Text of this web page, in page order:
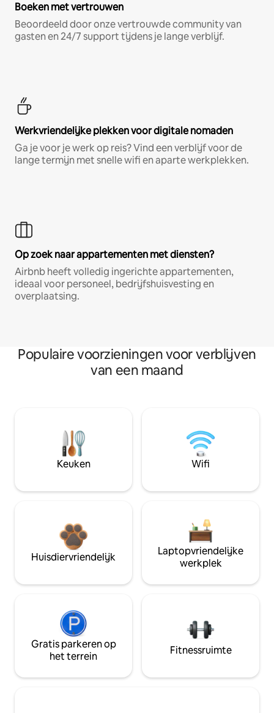
Boeken met vertrouwen
Beoordeeld door onze vertrouwde community van
gasten en 24/7 support tijdens je lange verblijf.
Werkvriendelijke plekken voor digitale nomaden
Ga je voor je werk op reis? Vind een verblijf voor de
lange termijn met snelle wifi en aparte werkplekken.
Op zoek naar appartementen met diensten?
Airbnb heeft volledig ingerichte appartementen,
ideaal voor personeel, bedrijfshuisvesting en
overplaatsing.
Populaire voorzieningen voor verblijven
van een maand
Keuken Wifi
Huisdiervriendelijk
Laptopvriendelijke
werkplek
Gratis parkeren op
het terrein
Fitnessruimte